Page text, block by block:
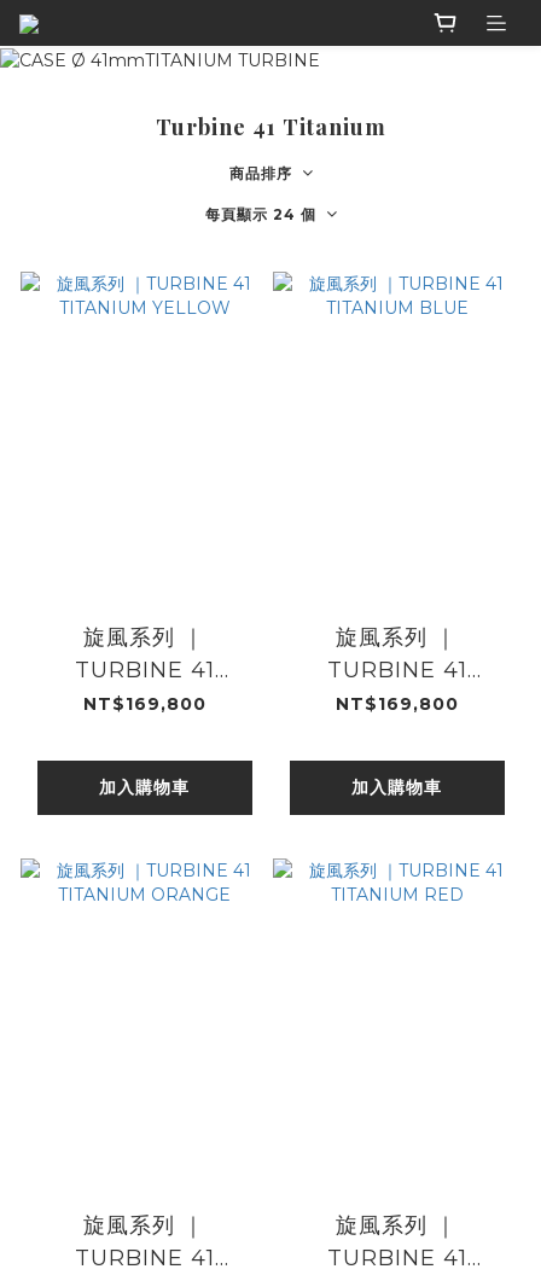
Turbine 41 Titanium
商品排序
每頁顯示 24 個
旋風系列 ｜
TURBINE 41
TITANIUM YELLOW
NT$169,800
加入購物車
旋風系列 ｜
TURBINE 41
TITANIUM BLUE
NT$169,800
加入購物車
旋風系列 ｜
TURBINE 41
旋風系列 ｜
TURBINE 41